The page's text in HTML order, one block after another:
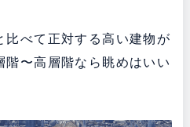
比べて正対する高い建物が
階〜高層階なら眺めはいい